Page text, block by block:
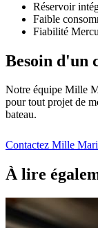
Réservoir
Faible
Fiabilité
Besoin d'un
Notre équipe Mille
pour tout projet de
bateau.
Contactez Mille
À lire